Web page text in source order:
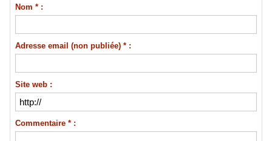
Nom * :
Adresse email (non publiée) * :
Site web :
Commentaire * :